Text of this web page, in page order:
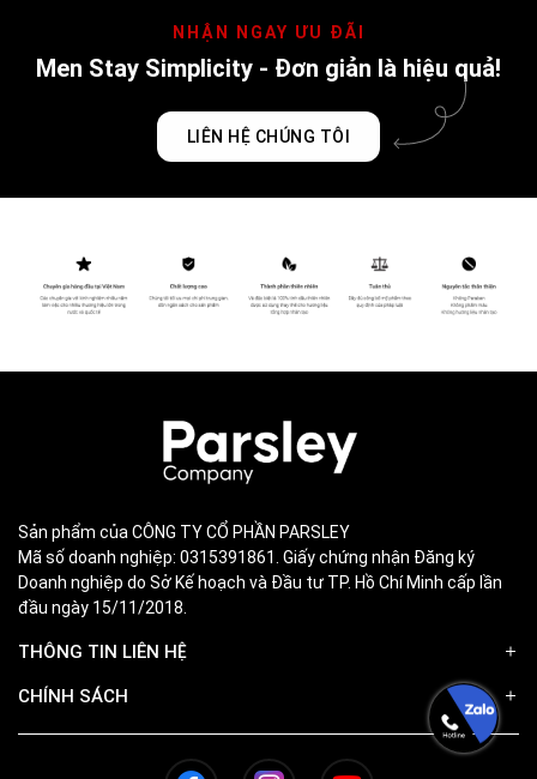
NHẬN NGAY ƯU ĐÃI
Men Stay Simplicity - Đơn giản là hiệu quả!
LIÊN HỆ CHÚNG TÔI
Sản phẩm của CÔNG TY CỔ PHẦN PARSLEY
Mã số doanh nghiệp: 0315391861. Giấy chứng nhận Đăng ký
Doanh nghiệp do Sở Kế hoạch và Đầu tư TP. Hồ Chí Minh cấp lần
đầu ngày 15/11/2018.
THÔNG TIN LIÊN HỆ
CHÍNH SÁCH